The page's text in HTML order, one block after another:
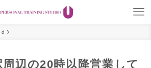
周辺の20時以降営業して